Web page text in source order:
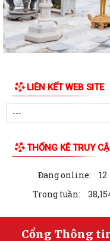
PHƯỜNG AN DƯƠNG TỔ
THÁNG 7; PHÁT ĐỘNG ỦNG
Chi bộ Văn phòng Đảng ủy
ÁP THẤP NHIỆT ĐỚI CÓ
Công điện về ứng phó áp
Công văn triển khai thực
Hội nghị triển khai nhiệm
phòng chuyên môn thuộc
HỘI NGHỊ CÔNG BỐ
LIÊN KẾT WEB SITE
THỐNG KÊ TRUY
Đang online: 12
Trong tuần:
Cổng Thông